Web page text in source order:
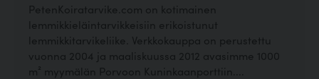
PetenKoiratarvike.com on kotimainen
lemmikkieläintarvikkeisiin erikoistunut
lemmikkitarvikeliike. Verkkokauppa on perustettu
vuonna 2004 ja maaliskuussa 2012 avasimme 1000
m² myymälän Porvoon Kuninkaanporttiin....